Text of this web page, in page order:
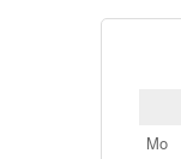
Mo